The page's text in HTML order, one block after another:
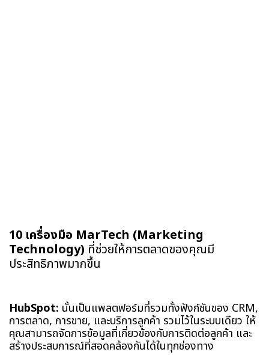
10 เครื่องมือ MarTech (Marketing
Technology) ที่ช่วยให้การตลาดของคุณมี
ประสิทธิภาพมากขึ้น
HubSpot: นั้นเป็นแพลตฟอร์มที่รวมทั้งฟังก์ชันของ CRM,
การตลาด, การขาย, และบริการลูกค้า รวมไว้ในระบบเดียว ให้
คุณสามารถจัดการข้อมูลที่เกี่ยวข้องกับการติดต่อลูกค้า และ
สร้างประสบการณ์ที่สอดคล้องกันได้ในทุกช่องทาง